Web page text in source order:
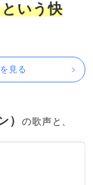
いう快
見る
） の歌声と、